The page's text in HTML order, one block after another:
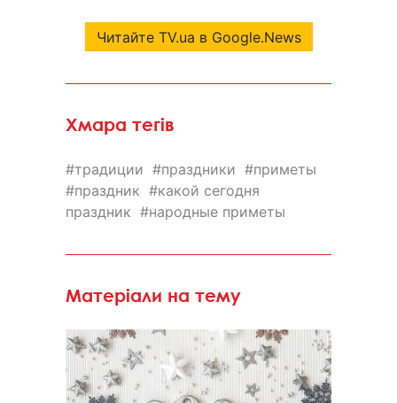
Читайте TV.ua в Google.News
Хмара тегів
традиции праздники
приметы
праздник
какой сегодня
праздник
народные приметы
Матеріали на тему